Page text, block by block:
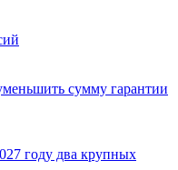
сумму гарантии
году два крупных